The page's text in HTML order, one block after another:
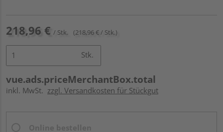
218,96 € / Stk. (218,96 € / Stk.)
Stk.
vue.ads.priceMerchantBox.total
inkl. MwSt. zzgl. Versandkosten für Stückgut